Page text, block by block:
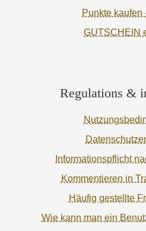
Punkte kaufen
GUTSCHEIN
Regulations &
Informationspflicht
Kommentieren in
Häufig gestellte
Wie kann man ein